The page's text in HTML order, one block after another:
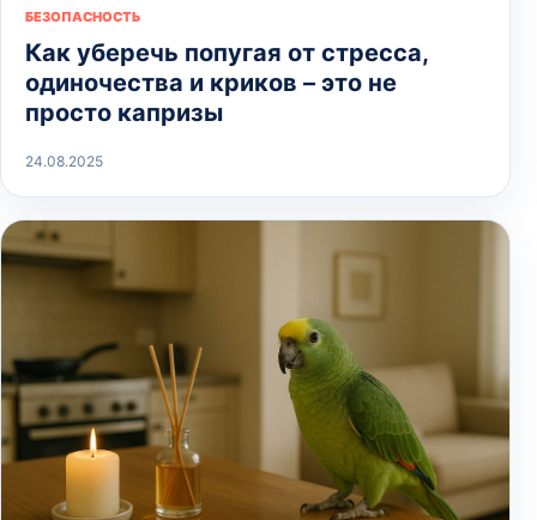
БЕЗОПАСНОСТЬ
Как уберечь попугая от стресса,
одиночества и криков – это не
просто капризы
24.08.2025